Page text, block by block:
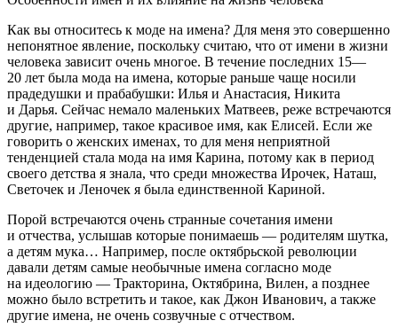
Как вы относитесь к моде на имена? Для меня это совершенно
непонятное явление, поскольку считаю, что от имени в жизни
человека зависит очень многое. В течение последних 15—
20 лет была мода на имена, которые раньше чаще носили
прадедушки и прабабушки: Илья и Анастасия, Никита
и Дарья. Сейчас немало маленьких Матвеев, реже встречаются
другие, например, такое красивое имя, как Елисей. Если же
говорить о женских именах, то для меня неприятной
тенденцией стала мода на имя Карина, потому как в период
своего детства я знала, что среди множества Ирочек, Наташ,
Светочек и Леночек я была единственной Кариной.
Порой встречаются очень странные сочетания имени
и отчества, услышав которые понимаешь — родителям шутка,
а детям мука… Например, после октябрьской революции
давали детям самые необычные имена согласно моде
на идеологию — Тракторина, Октябрина, Вилен, а позднее
можно было встретить и такое, как Джон Иванович, а также
другие имена, не очень созвучные с отчеством.